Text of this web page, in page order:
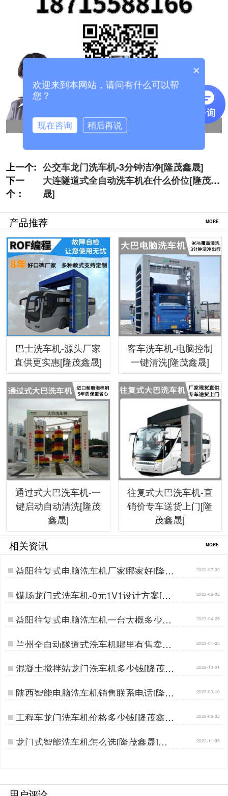
上一个: 公交车龙门洗车机-3分钟洁净[隆茂鑫晟]
下一
个：
大连隧道式全自动洗车机在什么价位[隆茂鑫
晟]
产品推荐 MORE
巴士洗车机-源头厂家
直供更实惠[隆茂鑫晟]
客车洗车机-电脑控制
一键清洗[隆茂鑫晟]
通过式大巴洗车机-一
键启动自动清洗[隆茂
鑫晟]
往复式大巴洗车机-直
销价专车送货上门[隆
茂鑫晟]
相关资讯 MORE
益阳往复式电脑洗车机厂家哪家好[隆茂
鑫晟]…
2022-07-09
煤场龙门式洗车机-0元1V1设计方案[隆
茂鑫晟]…
2022-06-02
益阳往复式电脑洗车机一台大概多少钱
[隆茂鑫晟]…
2023-04-25
兰州全自动隧道式洗车机哪里有售卖的
[隆茂鑫晟]…
2023-01-05
混凝土搅拌站龙门洗车机多少钱[隆茂鑫
晟]…
2022-10-01
陕西智能电脑洗车机销售联系电话[隆茂
鑫晟]…
2023-03-10
工程车龙门洗车机价格多少钱[隆茂鑫晟]
…
2022-05-02
龙门式智能洗车机怎么选[隆茂鑫晟]… 2022-11-05
×
欢迎来到本网站，请问有什么可以帮
您？
现在咨询 稍后再说